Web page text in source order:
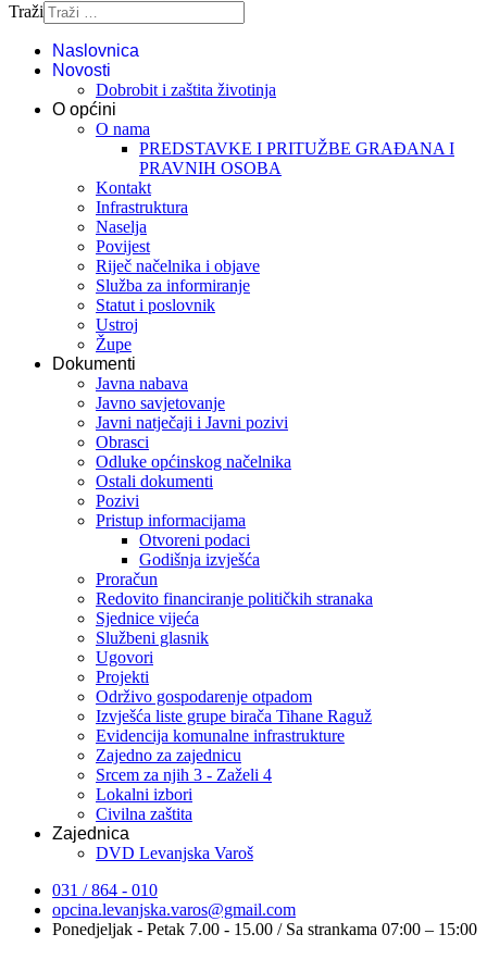
Traži
Naslovnica
Novosti
Dobrobit i zaštita životinja
O općini
O nama
PREDSTAVKE I PRITUŽBE GRAĐANA I
PRAVNIH OSOBA
Kontakt
Infrastruktura
Naselja
Povijest
Riječ načelnika i objave
Služba za informiranje
Statut i poslovnik
Ustroj
Župe
Dokumenti
Javna nabava
Javno savjetovanje
Javni natječaji i Javni pozivi
Obrasci
Odluke općinskog načelnika
Ostali dokumenti
Pozivi
Pristup informacijama
Otvoreni podaci
Godišnja izvješća
Proračun
Redovito financiranje političkih stranaka
Sjednice vijeća
Službeni glasnik
Ugovori
Projekti
Održivo gospodarenje otpadom
Izvješća liste grupe birača Tihane Raguž
Evidencija komunalne infrastrukture
Zajedno za zajednicu
Srcem za njih 3 - Zaželi 4
Lokalni izbori
Civilna zaštita
Zajednica
DVD Levanjska Varoš
031 / 864 - 010
opcina.levanjska.varos@gmail.com
Ponedjeljak - Petak 7.00 - 15.00 / Sa strankama 07:00 – 15:00